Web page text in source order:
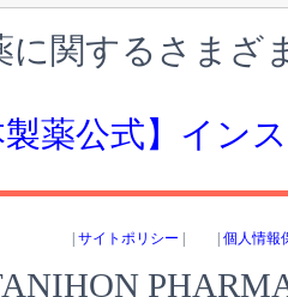
に関するさまざ
製薬公式】イン
| サイトポリシー | | 個人情報